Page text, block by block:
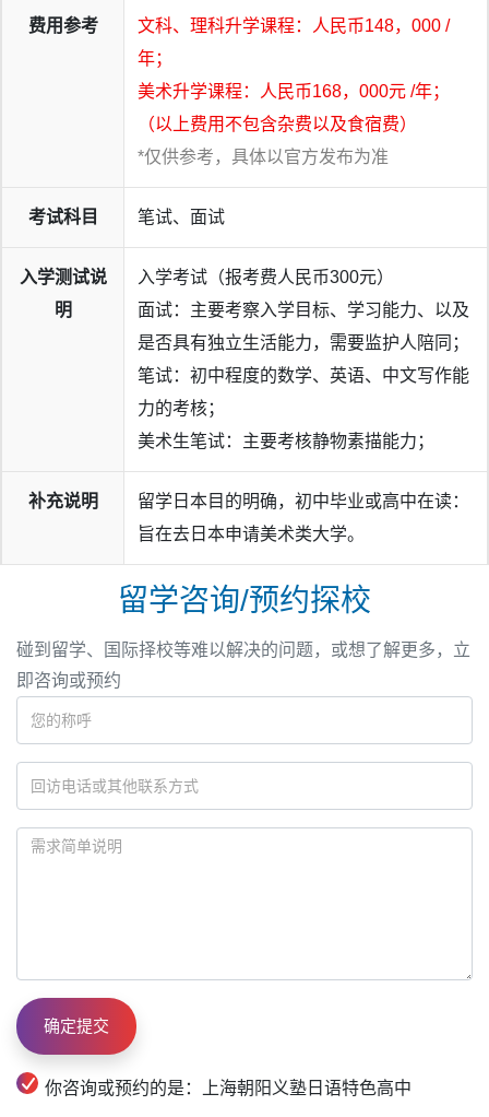
费用参考
文科、理科升学课程：人民币148，000 /
年；
美术升学课程：人民币168，000元 /年；
（以上费用不包含杂费以及食宿费）
*仅供参考，具体以官方发布为准
考试科目 笔试、面试
入学测试说
明
入学考试（报考费人民币300元）
面试：主要考察入学目标、学习能力、以及
是否具有独立生活能力，需要监护人陪同；
笔试：初中程度的数学、英语、中文写作能
力的考核；
美术生笔试：主要考核静物素描能力；
补充说明
留学日本目的明确，初中毕业或高中在读：
旨在去日本申请美术类大学。
留学咨询/预约探校
碰到留学、国际择校等难以解决的问题，或想了解更多，立
即咨询或预约
你咨询或预约的是：上海朝阳义塾日语特色高中